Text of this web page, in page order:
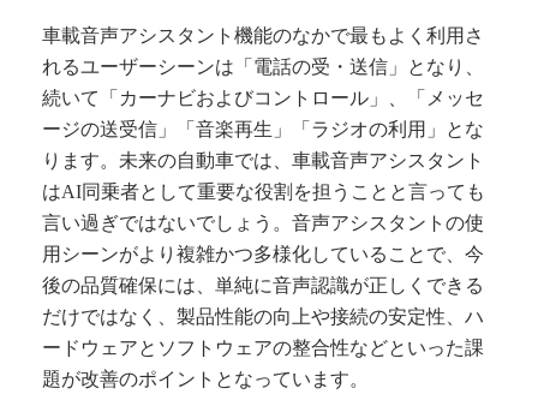
車載音声アシスタント機能のなかで最もよく利用さ
れるユーザーシーンは「電話の受・送信」となり、
続いて「カーナビおよびコントロール」、「メッセ
ージの送受信」「音楽再生」「ラジオの利用」とな
ります。未来の自動車では、車載音声アシスタント
はAI同乗者として重要な役割を担うことと言っても
言い過ぎではないでしょう。音声アシスタントの使
用シーンがより複雑かつ多様化していることで、今
後の品質確保には、単純に音声認識が正しくできる
だけではなく、製品性能の向上や接続の安定性、ハ
ードウェアとソフトウェアの整合性などといった課
題が改善のポイントとなっています。